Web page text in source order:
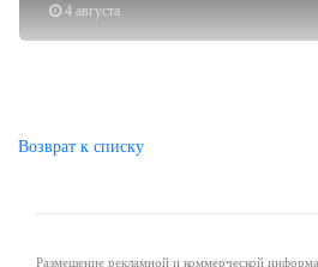
4 августа
Возврат к списку
Размещение рекламной и коммерческой